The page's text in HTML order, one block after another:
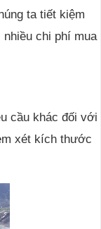
ta tiết kiệm
chi phí mua
cầu khác đối với
xét kích thước